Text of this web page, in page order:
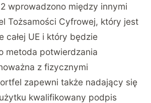
wprowadzono między innymi
Tożsamości Cyfrowej, który jest
całej UE i który będzie
metoda potwierdzania
z fizycznymi
zapewni także nadający się
kwalifikowany podpis